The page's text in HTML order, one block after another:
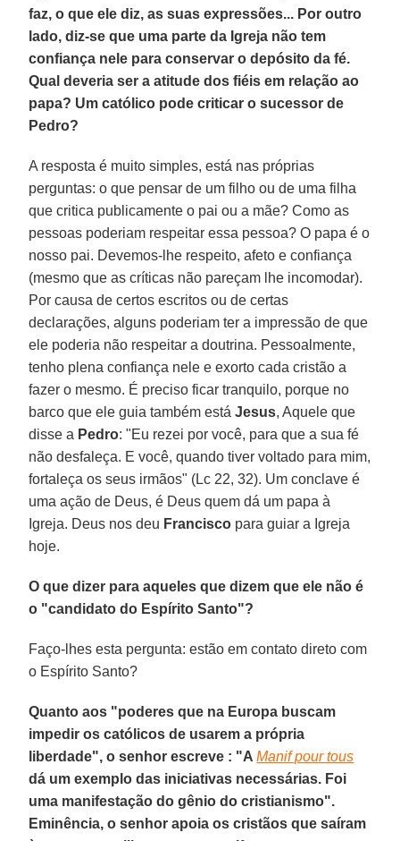
faz, o que ele diz, as suas expressões... Por outro
lado, diz-se que uma parte da Igreja não tem
confiança nele para conservar o depósito da fé.
Qual deveria ser a atitude dos fiéis em relação ao
papa? Um católico pode criticar o sucessor de
Pedro?
A resposta é muito simples, está nas próprias
perguntas: o que pensar de um filho ou de uma filha
que critica publicamente o pai ou a mãe? Como as
pessoas poderiam respeitar essa pessoa? O papa é o
nosso pai. Devemos-lhe respeito, afeto e confiança
(mesmo que as críticas não pareçam lhe incomodar).
Por causa de certos escritos ou de certas
declarações, alguns poderiam ter a impressão de que
ele poderia não respeitar a doutrina. Pessoalmente,
tenho plena confiança nele e exorto cada cristão a
fazer o mesmo. É preciso ficar tranquilo, porque no
barco que ele guia também estáJesus, Aquele que
disse a Pedro: "Eu rezei por você, para que a sua fé
não desfaleça. E você, quando tiver voltado para mim,
fortaleça os seus irmãos" (Lc 22, 32). Um conclave é
uma ação de Deus, é Deus quem dá um papa à
Igreja. Deus nos deu Francisco para guiar a Igreja
hoje.
O que dizer para aqueles que dizem que ele não é
o "candidato do Espírito Santo"?
Faço-lhes esta pergunta: estão em contato direto com
o Espírito Santo?
Quanto aos "poderes que na Europa buscam
impedir os católicos de usarem a própria
liberdade", o senhor escreve : "AManif pour tous
dá um exemplo das iniciativas necessárias. Foi
uma manifestação do gênio do cristianismo".
Eminência, o senhor apoia os cristãos que saíram